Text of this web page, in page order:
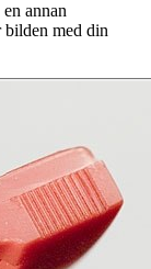
annan
med din